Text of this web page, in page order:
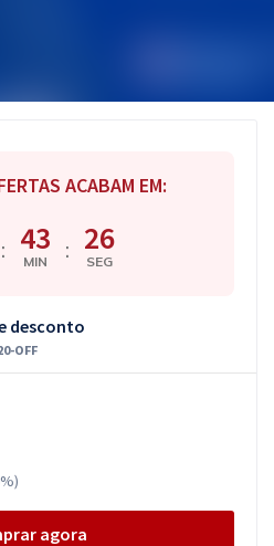
ACABAM EM:
: 43
MIN : 26
SEG
desconto
OFF
agora